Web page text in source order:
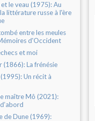
et le veau (1975): Au
littérature russe à l'ère
entre les meules
d'Occident
et moi
(1866): La frénésie
(1995): Un récit à
maître Mô (2021):
de Dune (1969):